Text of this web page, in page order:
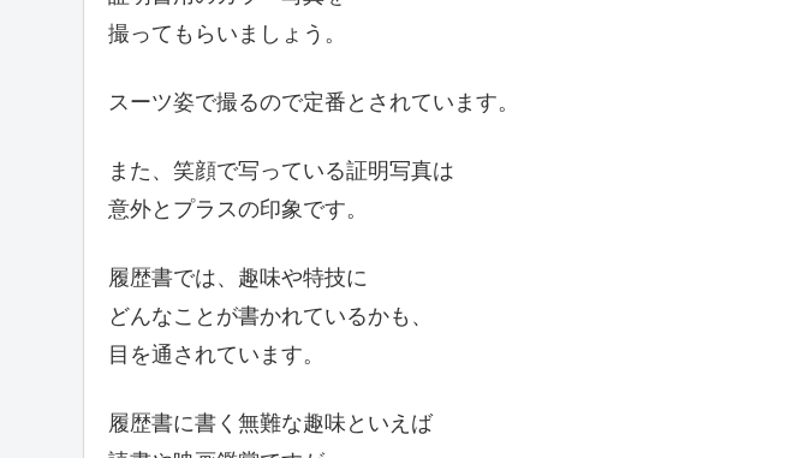
撮ってもらいましょう。
スーツ姿で撮るので定番とされています。
また、笑顔で写っている証明写真は
意外とプラスの印象です。
履歴書では、趣味や特技に
どんなことが書かれているかも、
目を通されています。
履歴書に書く無難な趣味といえば